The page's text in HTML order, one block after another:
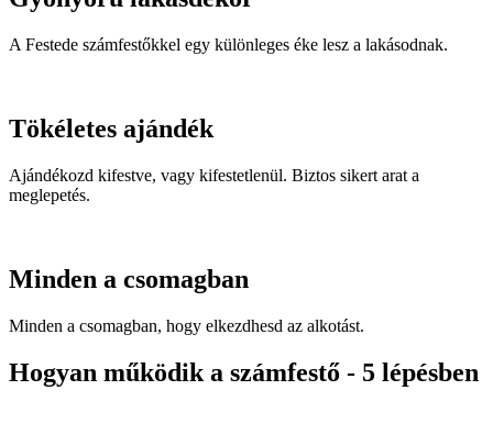
A Festede számfestőkkel egy különleges éke lesz a lakásodnak.
Tökéletes ajándék
Ajándékozd kifestve, vagy kifestetlenül. Biztos sikert arat a
meglepetés.
Minden a csomagban
Minden a csomagban, hogy elkezdhesd az alkotást.
Hogyan működik a számfestő - 5 lépésben